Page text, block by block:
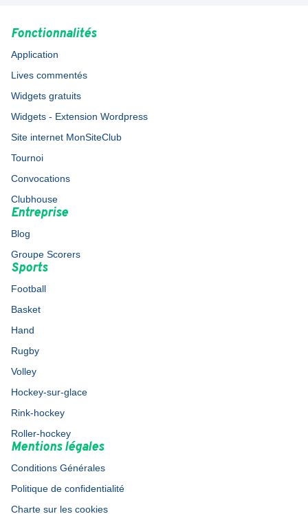
Fonctionnalités
Application
Lives commentés
Widgets gratuits
Widgets - Extension Wordpress
Site internet MonSiteClub
Tournoi
Convocations
Clubhouse
Entreprise
Blog
Groupe Scorers
Sports
Football
Basket
Hand
Rugby
Volley
Hockey-sur-glace
Rink-hockey
Roller-hockey
Mentions légales
Conditions Générales
Politique de confidentialité
Charte sur les cookies